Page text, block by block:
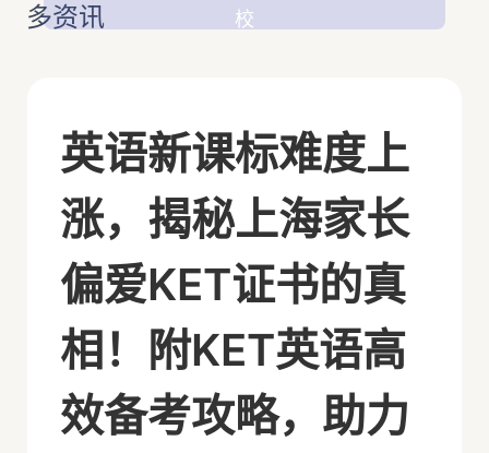
校
多资讯
英语新课标难度上
涨，揭秘上海家长
偏爱KET证书的真
相！附KET英语高
效备考攻略，助力